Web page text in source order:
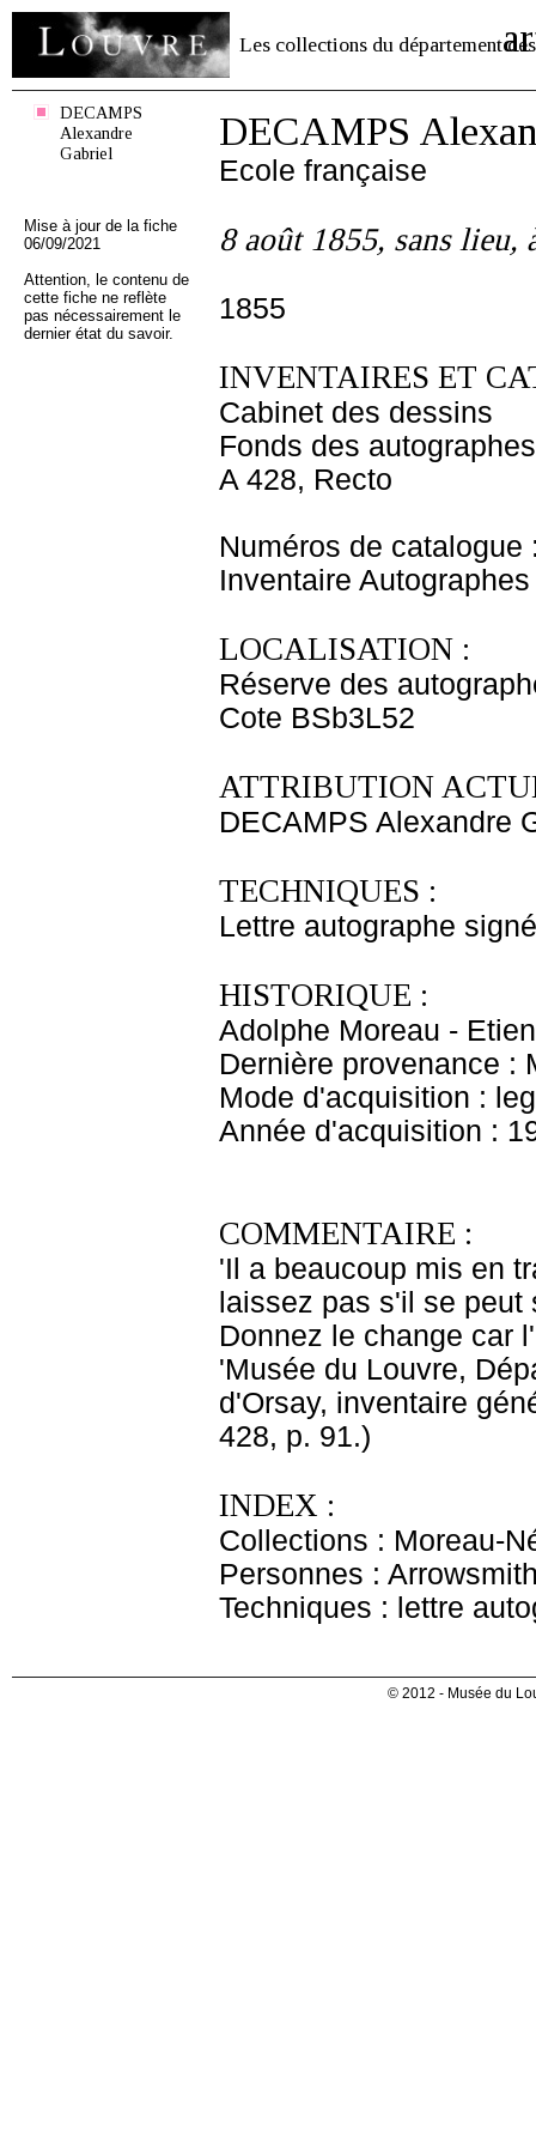
Les collections du département des
DECAMPS
Alexandre
Gabriel
Mise à jour de la fiche
06/09/2021
Attention, le contenu de
cette fiche ne reflète
pas nécessairement le
dernier état du savoir.
DECAMPS
Ecole française
8 août 1855, sans lieu,
1855
INVENTAIRES ET
Cabinet des dessins
Fonds des autographes
A 428, Recto
Numéros de catalogue
Inventaire
LOCALISATION :
Réserve des
Cote BSb3L52
ATTRIBUTION
DECAMPS Alexandre
TECHNIQUES :
Lettre autographe
HISTORIQUE :
Adolphe Moreau -
Dernière provenance :
Mode d'acquisition :
Année d'acquisition :
COMMENTAIRE :
'Il a beaucoup mis en
laissez pas s'il se
Donnez le change car
'Musée du Louvre,
d'Orsay, inventaire
428, p. 91.)
INDEX :
Collections : Moreau-
Personnes :
Techniques : lettre
© 2012 - Musée du